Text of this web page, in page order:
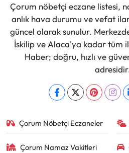
Çorum nöbetçi eczane listesi,
anlık hava durumu ve vefat
güncel olarak sunulur.
İskilip ve Alaca'ya kadar tüm
Haber; doğru, hızlı ve
Çorum Nöbetçi Eczaneler
Çorum Namaz Vakitleri